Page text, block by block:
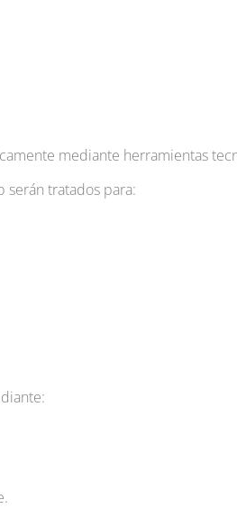
mediante herramientas
serán tratados para: